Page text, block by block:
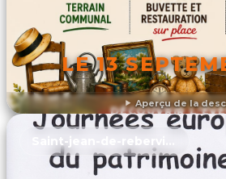
Aperçu de la
LE 13
DÉCOUVRIR